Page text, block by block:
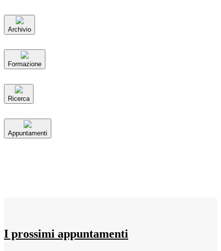
Archivio
Formazione
Ricerca
Appuntamenti
I prossimi appuntamenti